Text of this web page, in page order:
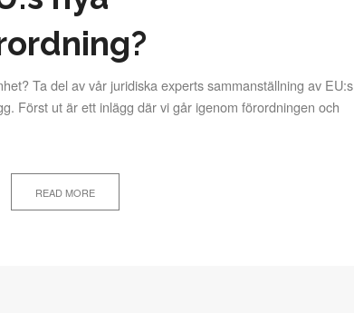
Ta del av vår juridiska experts sammanställning av EU:s
Först ut är ett inlägg där vi går igenom förordningen och
READ MORE